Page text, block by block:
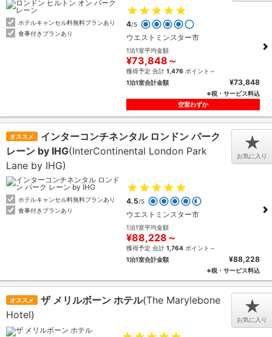
ホテルキャンセル料無料プランあり
食事付きプランあり
4/5
ウエストミンスター市
1泊1室平均金額
¥73,848～
獲得予定 合計 1,476 ポイント～
1泊1室合計金額
¥73,848
※税・サービス料込
空室わずか
オススメ
インターコンチネンタル ロンドン パーク
レーン by IHG(InterContinental London Park
Lane by IHG)
ホテルキャンセル料無料プランあり
食事付きプランあり
4.5/5
ウエストミンスター市
1泊1室平均金額
¥88,228～
獲得予定 合計 1,764 ポイント～
1泊1室合計金額
¥88,228
※税・サービス料込
★
お気に入り
オススメ ザ メリルボーン ホテル(The Marylebone
Hotel)
★
お気に入り